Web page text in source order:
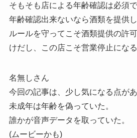
そもそも店による年齢確認は必須
年齢確認出来ないなら酒類を提供
ルールを守ってこそ酒類提供の許
けだし、この店こそ営業停止にな
名無しさん
今回の記事は、少し気になる点があ
未成年は年齢を偽っていた。
誰かが音声データを取っていた。
(ムービーかも)